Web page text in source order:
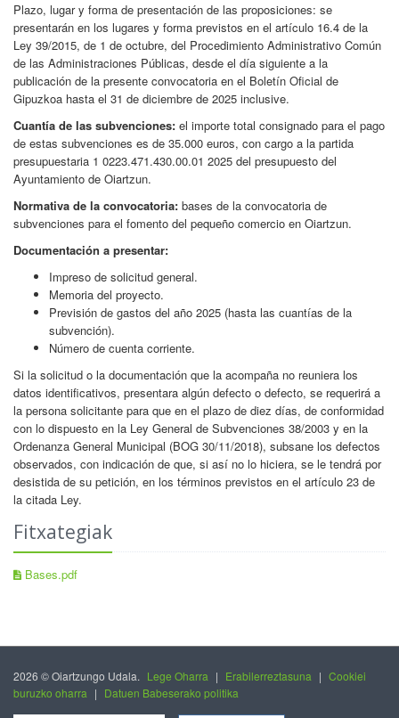
Plazo, lugar y forma de presentación de las proposiciones: se
presentarán en los lugares y forma previstos en el artículo 16.4 de la
Ley 39/2015, de 1 de octubre, del Procedimiento Administrativo Común
de las Administraciones Públicas, desde el día siguiente a la
publicación de la presente convocatoria en el Boletín Oficial de
Gipuzkoa hasta el 31 de diciembre de 2025 inclusive.
Cuantía de las subvenciones: el importe total consignado para el pago
de estas subvenciones es de 35.000 euros, con cargo a la partida
presupuestaria 1 0223.471.430.00.01 2025 del presupuesto del
Ayuntamiento de Oiartzun.
Normativa de la convocatoria: bases de la convocatoria de
subvenciones para el fomento del pequeño comercio en Oiartzun.
Documentación a presentar:
Impreso de solicitud general.
Memoria del proyecto.
Previsión de gastos del año 2025 (hasta las cuantías de la
subvención).
Número de cuenta corriente.
Si la solicitud o la documentación que la acompaña no reuniera los
datos identificativos, presentara algún defecto o defecto, se requerirá a
la persona solicitante para que en el plazo de diez días, de conformidad
con lo dispuesto en la Ley General de Subvenciones 38/2003 y en la
Ordenanza General Municipal (BOG 30/11/2018), subsane los defectos
observados, con indicación de que, si así no lo hiciera, se le tendrá por
desistida de su petición, en los términos previstos en el artículo 23 de
la citada Ley.
Fitxategiak
Bases.pdf
2026 © Oiartzungo Udala. Lege Oharra | Erabilerreztasuna | Cookiei
buruzko oharra | Datuen Babeserako politika